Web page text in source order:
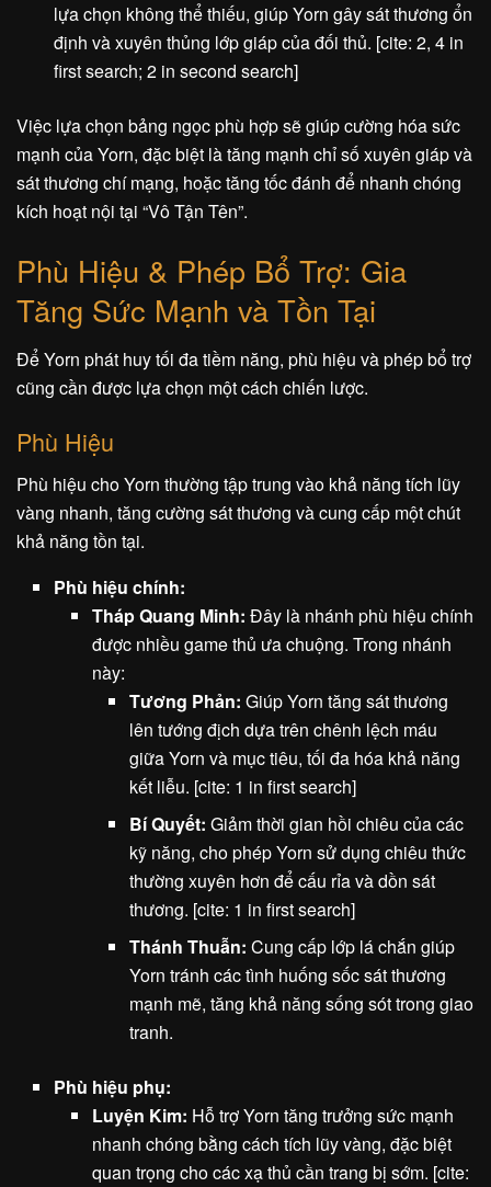
lựa chọn không thể thiếu, giúp Yorn gây sát thương ổn
định và xuyên thủng lớp giáp của đối thủ. [cite: 2, 4 in
first search; 2 in second search]
Việc lựa chọn bảng ngọc phù hợp sẽ giúp cường hóa sức
mạnh của Yorn, đặc biệt là tăng mạnh chỉ số xuyên giáp và
sát thương chí mạng, hoặc tăng tốc đánh để nhanh chóng
kích hoạt nội tại “Vô Tận Tên”.
Phù Hiệu & Phép Bổ Trợ: Gia
Tăng Sức Mạnh và Tồn Tại
Để Yorn phát huy tối đa tiềm năng, phù hiệu và phép bổ trợ
cũng cần được lựa chọn một cách chiến lược.
Phù Hiệu
Phù hiệu cho Yorn thường tập trung vào khả năng tích lũy
vàng nhanh, tăng cường sát thương và cung cấp một chút
khả năng tồn tại.
Phù hiệu chính:
Tháp Quang Minh: Đây là nhánh phù hiệu chính
được nhiều game thủ ưa chuộng. Trong nhánh
này:
Tương Phản: Giúp Yorn tăng sát thương
lên tướng địch dựa trên chênh lệch máu
giữa Yorn và mục tiêu, tối đa hóa khả năng
kết liễu. [cite: 1 in first search]
Bí Quyết: Giảm thời gian hồi chiêu của các
kỹ năng, cho phép Yorn sử dụng chiêu thức
thường xuyên hơn để cấu rỉa và dồn sát
thương. [cite: 1 in first search]
Thánh Thuẫn: Cung cấp lớp lá chắn giúp
Yorn tránh các tình huống sốc sát thương
mạnh mẽ, tăng khả năng sống sót trong giao
tranh.
Phù hiệu phụ:
Luyện Kim: Hỗ trợ Yorn tăng trưởng sức mạnh
nhanh chóng bằng cách tích lũy vàng, đặc biệt
quan trọng cho các xạ thủ cần trang bị sớm. [cite: